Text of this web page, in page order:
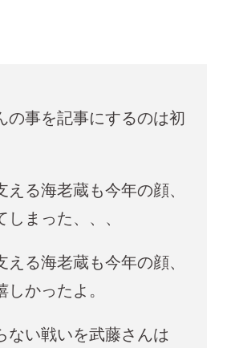
の事を記事にするのは初
える海老蔵も今年の顔、
まった、、、
える海老蔵も今年の顔、
しかったよ。
ない戦いを武藤さんは